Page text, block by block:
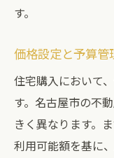
契約交渉
購入後の
アフター
名古屋市の新
法的手続き
す。
価格設定と予算管
住宅購入において
す。名古屋市の不
きく異なります。
利用可能額を基に